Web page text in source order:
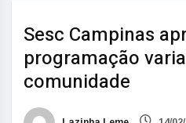
Sesc Campinas
programação
comunidade